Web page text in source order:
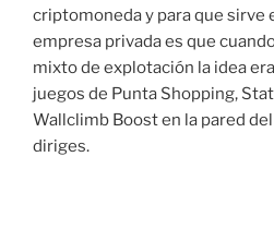
criptomoneda y para que sirve
empresa privada es que
mixto de explotación la idea
juegos de Punta Shopping,
Wallclimb Boost en la pared
diriges.